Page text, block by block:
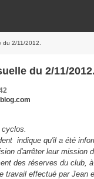
du 2/11/2012.
du 2/11/2012.
indique qu'il a été
d'arrêter leur mission
des réserves du club,
travail effectué par Jean